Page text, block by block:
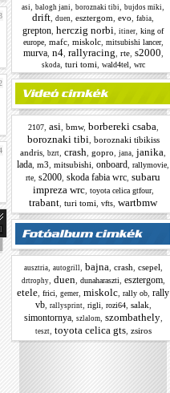
asi balogh jani boroznaki tibi bujdos miki
drift duen esztergom evo fabia
grepton herczig norbi itiner king of
europe, mafc, miskolc, mitsubishi lancer,
murva, n4, rallyracing rte, s2000
skoda, turi tomi wald4tel wrc
2107, asi bmw, borbereki csaba
boroznaki tibi boroznaki tibikiss
andris bzrt crash gopro jana janika
lada m3 mitsubishi onboard rallymovie
rte s2000 skoda fabia wrc subaru
impreza wrc, toyota celica gtfour,
trabant turi tomi vfts wartbmw
ausztria, autogrill bajna crash csepel
drtrophy, duen dunaharaszti esztergom,
etele frici gemer miskolc rally ob rally
vb, rallysprint, rigli rozi64, salak
simontornya, szlalom, szombathely,
teszt, toyota celica gts, zsiros